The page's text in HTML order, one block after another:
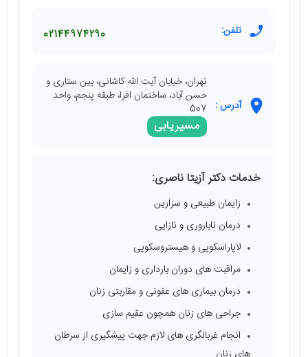
تلفن: 02144974290
آدرس :
تهران، خیابان آیت الله کاشانی، بین ستاری و
حسن آباد، ساختمان افرا، طبقه پنجم، واحد
507
مسیریابی
خدمات دکتر آزیتا ناصری:
زایمان طبیعی و سزارین
درمان ناباروری و نازایی
لاپاراسکوپی و هیستروسکوپی
مراقبت‌ های دوران بارداری و زایمان
درمان بیماری‌ های عفونی و مقاربتی زنان
جراحی‌ های زنان همچون عقیم سازی
انجام غربالگری‌ های لازم جهت پیشگیری از سرطان‌